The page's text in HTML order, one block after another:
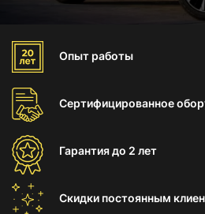
Опыт работы
Сертифицированное
Гарантиядо 2 лет
Скидки постоянным